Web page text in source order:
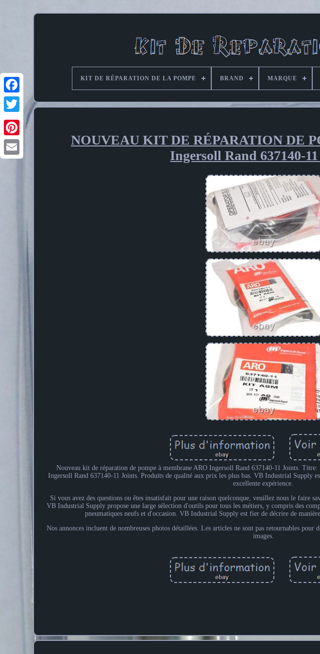
Pinterest
KIT DE RÉPARATION DE LA POMPE BRAND MARQUE
NOUVEAU KIT DE RÉPARATION DE
Ingersoll Rand 637140-
Nouveau kit de réparation de pompe à membrane ARO Ingersoll Rand 637140-11 Joints.
Ingersoll Rand 637140-11 Joints. Produits de qualité aux prix les plus bas. VB Industrial Supply
excellente expérience.
Si vous avez des questions ou êtes insatisfait pour une raison quelconque, veuillez nous le faire
VB Industrial Supply propose une large sélection d'outils pour tous les métiers, y compris des
pneumatiques neufs et d'occasion. VB Industrial Supply est fier de décrire de
Nos annonces incluent de nombreuses photos détaillées. Les articles ne sont pas retournables pour
images.